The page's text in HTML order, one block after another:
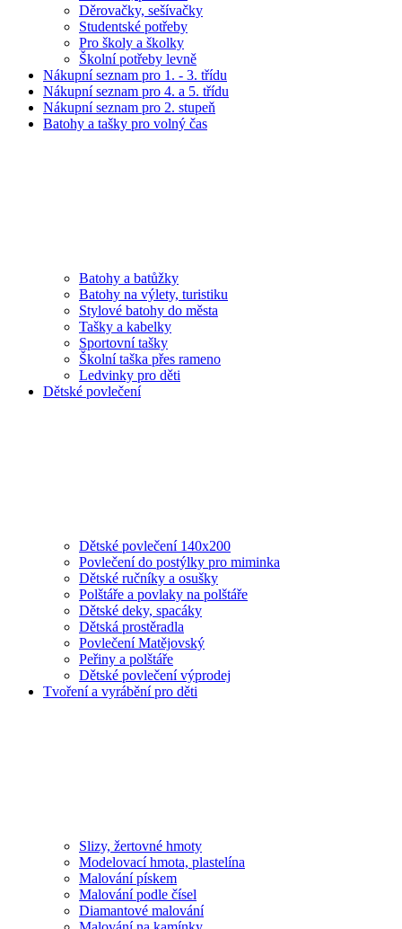
Děrovačky, sešívačky
Studentské potřeby
Pro školy a školky
Školní potřeby levně
Nákupní seznam pro 1. - 3. třídu
Nákupní seznam pro 4. a 5. třídu
Nákupní seznam pro 2. stupeň
Batohy a tašky pro volný čas
Batohy a batůžky
Batohy na výlety, turistiku
Stylové batohy do města
Tašky a kabelky
Sportovní tašky
Školní taška přes rameno
Ledvinky pro děti
Dětské povlečení
Dětské povlečení 140x200
Povlečení do postýlky pro miminka
Dětské ručníky a osušky
Polštáře a povlaky na polštáře
Dětské deky, spacáky
Dětská prostěradla
Povlečení Matějovský
Peřiny a polštáře
Dětské povlečení výprodej
Tvoření a vyrábění pro děti
Slizy, žertovné hmoty
Modelovací hmota, plastelína
Malování pískem
Malování podle čísel
Diamantové malování